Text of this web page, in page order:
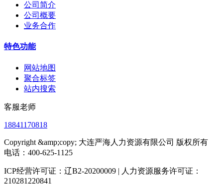
公司简介
公司概要
业务合作
特色功能
网站地图
聚合标签
站内搜索
客服老师
18841170818
Copyright &amp;copy; 大连严海人力资源有限公司 版权所有
电话：400-625-1125
ICP经营许可证：辽B2-20200009 | 人力资源服务许可证：
210281220841